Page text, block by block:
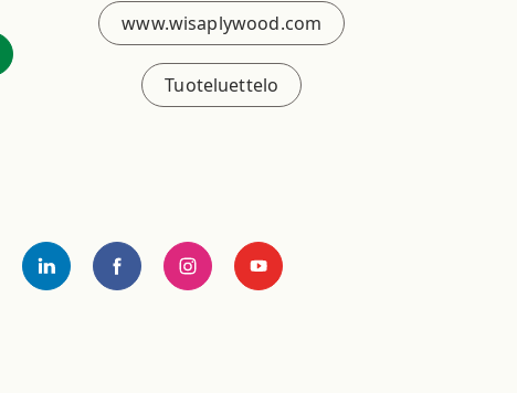
www.wisaplywood.com
Tuoteluettelo